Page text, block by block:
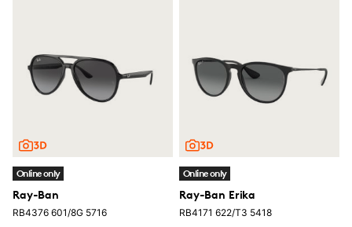
Online only
Ray-Ban
RB4376 601/8G 5716
Online only
Ray-Ban Erika
RB4171 622/T3 5418